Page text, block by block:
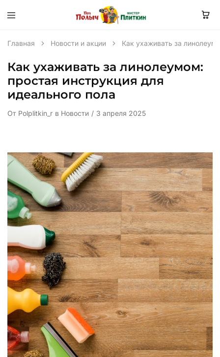
Главная Новости и акции Как ухаживать за
Как ухаживать за линолеумом:
простая инструкция для
идеального пола
От Polplitkin_r в Новости 3 апреля 2025